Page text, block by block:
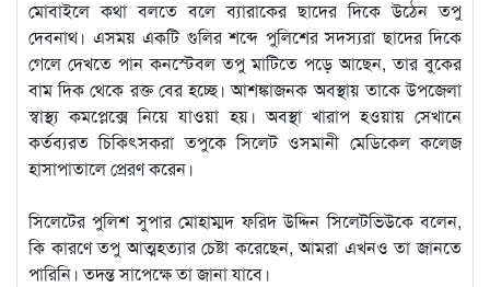
মোবাইলে কথা বলতে বলে ব্যারাকের ছাদের দিকে উঠেন তপু
দেবনাথ। এসময় একটি গুলির শব্দে পুলিশের সদস্যরা ছাদের দিকে
গেলে দেখতে পান কনস্টেবল তপু মাটিতে পড়ে আছেন, তার বুকের
বাম দিক থেকে রক্ত বের হচ্ছে। আশঙ্কাজনক অবস্থায় তাকে উপজেলা
স্বাস্থ্য কমপ্লেক্সে নিয়ে যাওয়া হয়। অবস্থা খারাপ হওয়ায় সেখানে
কর্তব্যরত চিকিৎসকরা তপুকে সিলেট ওসমানী মেডিকেল কলেজ
হাসাপাতালে প্রেরণ করেন।
সিলেটের পুলিশ সুপার মোহাম্মদ ফরিদ উদ্দিন সিলেটভিউকে বলেন,
কি কারণে তপু আত্মহত্যার চেষ্টা করেছেন, আমরা এখনও তা জানতে
পারিনি। তদন্ত সাপেক্ষে তা জানা যাবে।